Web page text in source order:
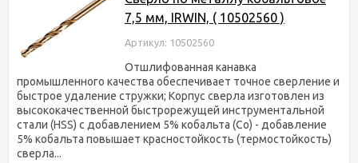
7,5 мм, IRWIN, ( 10502560 )
Артикул: 10502560
Отшлифованная канавка
промышленного качества обеспечивает точное сверление и
быстрое удаление стружки; Корпус сверла изготовлен из
высококачественной быстрорежущей инструментальной
стали (HSS) с добавлением 5% кобальта (Co) - добавление
5% кобальта повышает красностойкость (термостойкость)
сверла...